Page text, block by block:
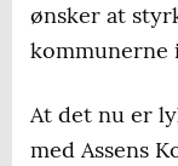
ønsker at
kommunerne
At det nu er
med Assens